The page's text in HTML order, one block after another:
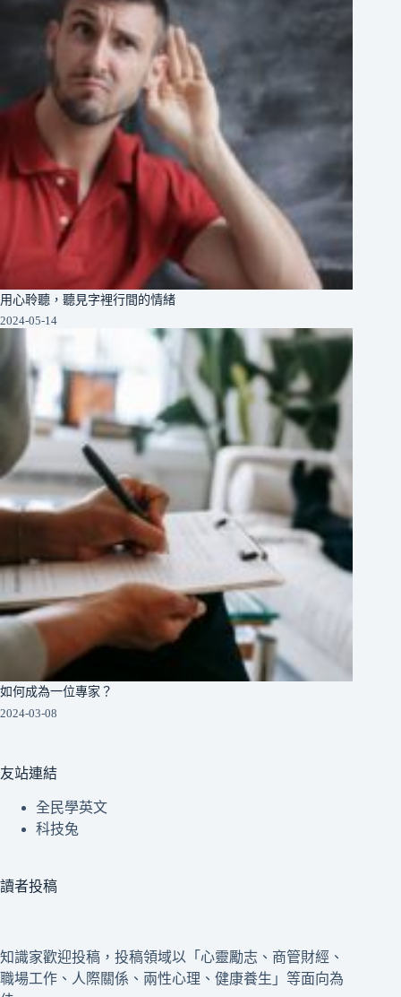
用心聆聽，聽見字裡行間的情緒
2024-05-14
如何成為一位專家？
2024-03-08
友站連結
全民學英文
科技兔
讀者投稿
知識家歡迎投稿，投稿領域以「心靈勵志、商管財經、
職場工作、人際關係、兩性心理、健康養生」等面向為